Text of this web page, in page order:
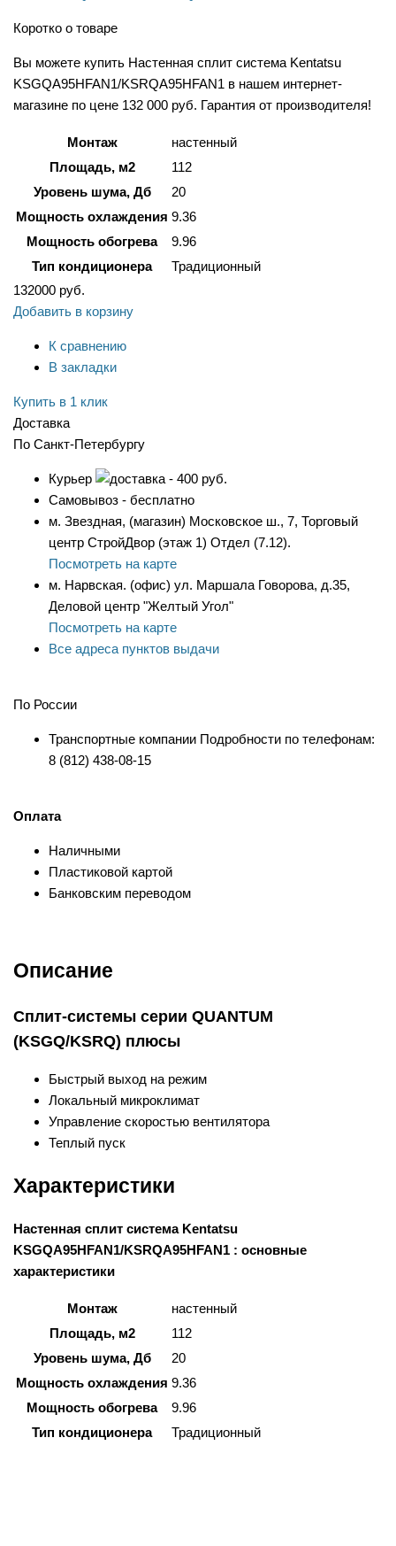
Коротко о товаре
Вы можете купить Настенная сплит система Kentatsu
KSGQA95HFAN1/KSRQA95HFAN1 в нашем интернет-
магазине по цене 132 000 руб. Гарантия от производителя!
Монтаж
настенный
Площадь, м2
112
Уровень шума, Дб
20
Мощность охлаждения 9.36
Мощность обогрева
9.96
Тип кондиционера
Традиционный
132000 руб.
Добавить в корзину
К сравнению
В закладки
Купить в 1 клик
Доставка
По Санкт-Петербургу
Курьер
- 400 руб.
Самовывоз - бесплатно
м. Звездная, (магазин) Московское ш., 7, Торговый
центр СтройДвор (этаж 1) Отдел (7.12).
Посмотреть на карте
м. Нарвская. (офис) ул. Маршала Говорова, д.35,
Деловой центр "Желтый Угол"
Посмотреть на карте
Все адреса пунктов выдачи
По России
Транспортные компании Подробности по телефонам:
8 (812) 438-08-15
Оплата
Наличными
Пластиковой картой
Банковским переводом
Описание
Сплит-системы серии QUANTUM
(KSGQ/KSRQ) плюсы
Быстрый выход на режим
Локальный микроклимат
Управление скоростью вентилятора
Теплый пуск
Характеристики
Настенная сплит система Kentatsu
KSGQA95HFAN1/KSRQA95HFAN1 : основные
характеристики
Монтаж
настенный
Площадь, м2
112
Уровень шума, Дб
20
Мощность охлаждения 9.36
Мощность обогрева
9.96
Тип кондиционера
Традиционный